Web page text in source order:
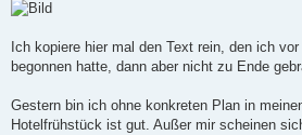
Ich kopiere hier mal den Text rein, den ich
begonnen hatte, dann aber nicht zu Ende
Gestern bin ich ohne konkreten Plan in
Hotelfrühstück ist gut. Außer mir scheinen